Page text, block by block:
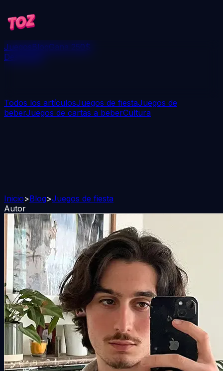
JuegosBlogGana 250$
Descargar
Todos los artículosJuegos de fiestaJuegos de
beberJuegos de cartas a beberCultura
Inicio>Blog>Juegos de fiesta
Autor